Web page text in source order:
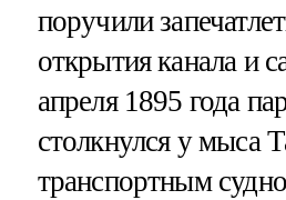
поручили
открытия канала и
апреля 1895 года
столкнулся у мыса
транспортным